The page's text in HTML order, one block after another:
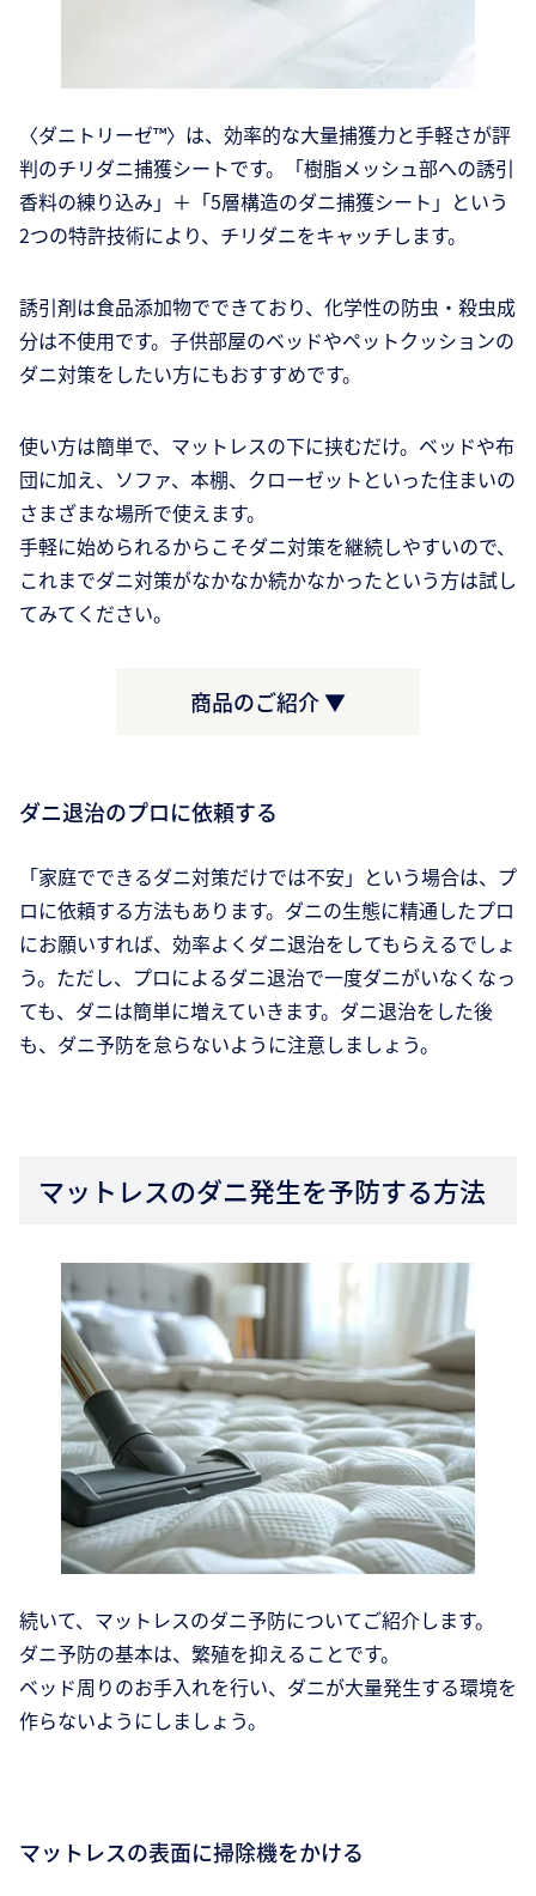
〈ダニトリーゼ™〉は、効率的な大量捕獲力と手軽さが評
判のチリダニ捕獲シートです。「樹脂メッシュ部への誘引
香料の練り込み」＋「5層構造のダニ捕獲シート」という
2つの特許技術により、チリダニをキャッチします。
誘引剤は食品添加物でできており、化学性の防虫・殺虫成
分は不使用です。子供部屋のベッドやペットクッションの
ダニ対策をしたい方にもおすすめです。
使い方は簡単で、マットレスの下に挟むだけ。ベッドや布
団に加え、ソファ、本棚、クローゼットといった住まいの
さまざまな場所で使えます。
手軽に始められるからこそダニ対策を継続しやすいので、
これまでダニ対策がなかなか続かなかったという方は試し
てみてください。
商品のご紹介 ▼
ダニ退治のプロに依頼する
「家庭でできるダニ対策だけでは不安」という場合は、プ
ロに依頼する方法もあります。ダニの生態に精通したプロ
にお願いすれば、効率よくダニ退治をしてもらえるでしょ
う。ただし、プロによるダニ退治で一度ダニがいなくなっ
ても、ダニは簡単に増えていきます。ダニ退治をした後
も、ダニ予防を怠らないように注意しましょう。
マットレスのダニ発生を予防する方法
続いて、マットレスのダニ予防についてご紹介します。
ダニ予防の基本は、繁殖を抑えることです。
ベッド周りのお手入れを行い、ダニが大量発生する環境を
作らないようにしましょう。
マットレスの表面に掃除機をかける